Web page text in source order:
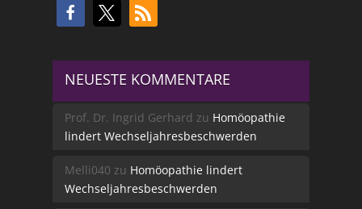
NEUESTE KOMMENTARE
Prof. Dr. Ingrid Gerhard zu Homöopathie
lindert Wechseljahresbeschwerden
Melli040 zu Homöopathie lindert
Wechseljahresbeschwerden